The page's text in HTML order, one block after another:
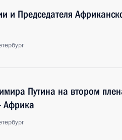
и Председателя
Путина на втором
Африка